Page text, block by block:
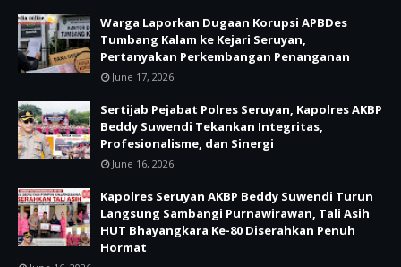
Warga Laporkan Dugaan Korupsi APBDes
Tumbang Kalam ke Kejari Seruyan,
Pertanyakan Perkembangan Penanganan
June 17, 2026
Sertijab Pejabat Polres Seruyan, Kapolres AKBP
Beddy Suwendi Tekankan Integritas,
Profesionalisme, dan Sinergi
June 16, 2026
Kapolres Seruyan AKBP Beddy Suwendi Turun
Langsung Sambangi Purnawirawan, Tali Asih
HUT Bhayangkara Ke-80 Diserahkan Penuh
Hormat